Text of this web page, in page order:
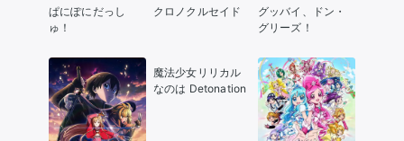
ぱにぽにだっし
ゅ！
クロノクルセイド
グッバイ、ドン・
グリーズ！
魔法少女リリカル
なのは Detonation